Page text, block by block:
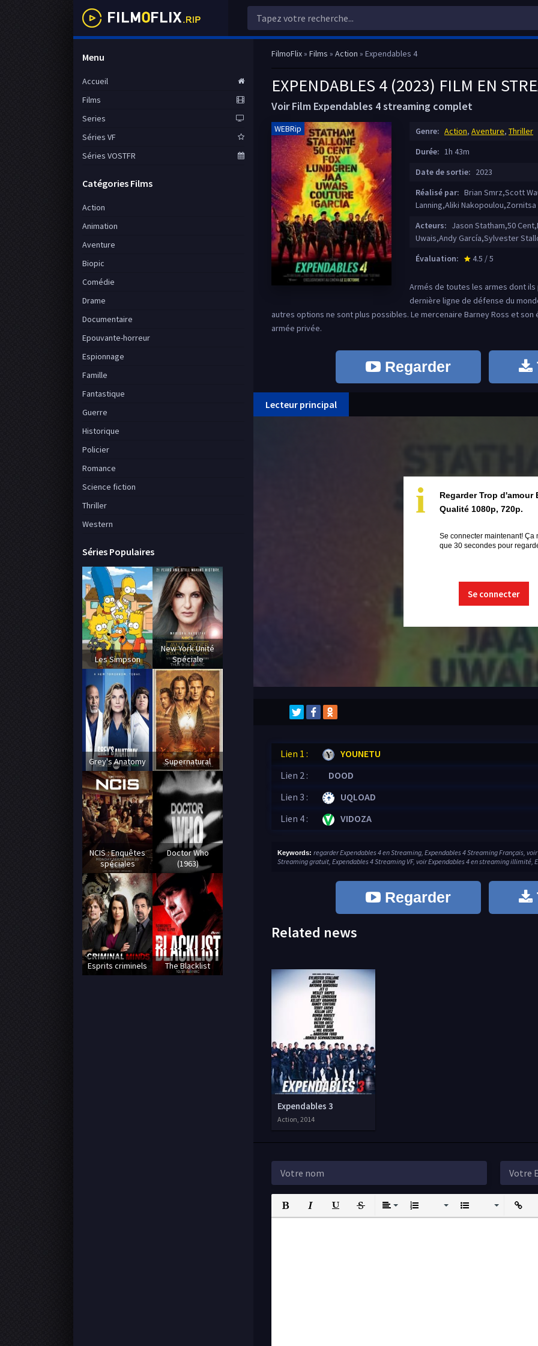
FilmoFlix» Films » Action » Expendables 4
EXPENDABLES 4 (2023) FILM EN
Voir Film Expendables 4 streaming complet
WEBRip Genre: Action, Aventure, Thriller
Durée: 1h 43m
Date de sortie: 2023
Réalisé par: Brian Smrz,Scott
Lanning,Aliki
Acteurs: Jason Statham,50
Uwais,Andy García,Sylvester
Évaluation:
star_rate
4.5 / 5
Armés de toutes les armes dont
dernière ligne de défense du
autres options ne sont plus possibles. Le mercenaire Barney Ross et
armée privée.
Regarder
Lecteur principal
i
Regarder Trop d'amour
Qualité 1080p, 720p.
Se connecter maintenant! Ça
que 30 secondes pour
Se connecter
Lien 1 : YOUNETU
Lien 2 :
DOOD
Lien 3 :
UQLOAD
Lien 4 :
VIDOZA
Keywords: regarder Expendables 4 en Streaming, Expendables 4 Streaming Français,
Streaming gratuit, Expendables 4 Streaming VF, voir Expendables 4 en streaming illimité,
Regarder
Related news
Expendables 3
Action, 2014
Bold Italic UnderlineStrikethrough
AlignOrdered List Unordered ListInsert
Menu
Accueil
Films
Series
Séries VF
Séries VOSTFR
Catégories Films
Action
Animation
Aventure
Biopic
Comédie
Drame
Documentaire
Epouvante-horreur
Espionnage
Famille
Fantastique
Guerre
Historique
Policier
Romance
Science fiction
Thriller
Western
Séries Populaires
Les Simpson
New York Unité
Spéciale
Grey's Anatomy Supernatural
NCIS : Enquêtes
spéciales
Doctor Who
(1963)
Esprits criminels The Blacklist